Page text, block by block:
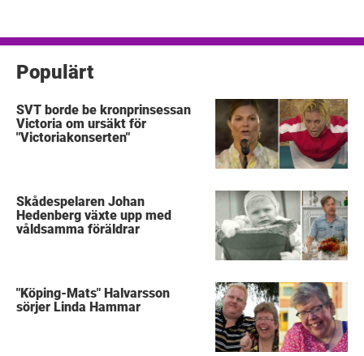
Populärt
SVT borde be kronprinsessan
Victoria om ursäkt för
"Victoriakonserten"
Skådespelaren Johan
Hedenberg växte upp med
våldsamma föräldrar
"Köping-Mats" Halvarsson
sörjer Linda Hammar